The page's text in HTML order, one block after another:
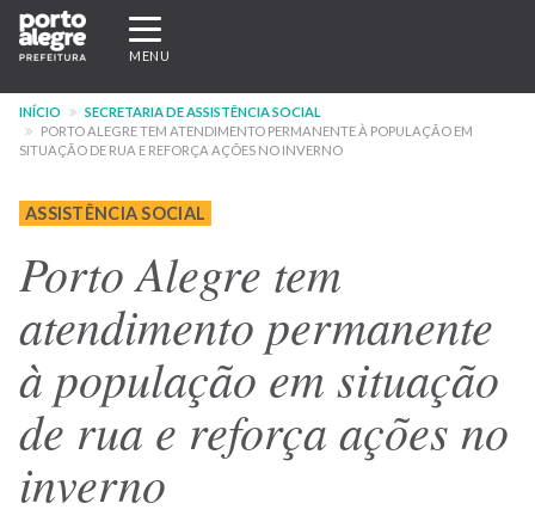
Pular
para
conteúdo
principal
Expandir/recolher
navegação
MENU
INÍCIO
SECRETARIA DE ASSISTÊNCIA SOCIAL
PORTO ALEGRE TEM ATENDIMENTO PERMANENTE À POPULAÇÃO EM
SITUAÇÃO DE RUA E REFORÇA AÇÕES NO INVERNO
ASSISTÊNCIA SOCIAL
Porto Alegre tem
atendimento permanente
à população em situação
de rua e reforça ações no
inverno